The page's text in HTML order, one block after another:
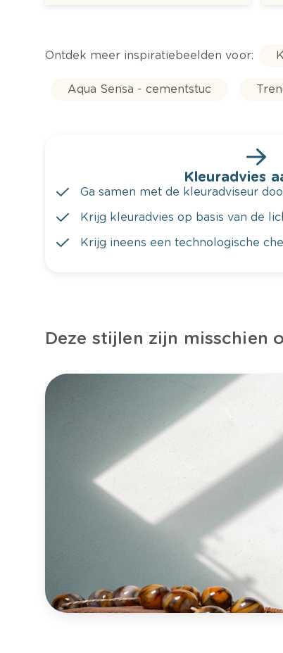
Ontdek meer inspiratiebeelden voor:
Aqua Sensa - cementstuc
Kleuradvies
Ga samen met de kleuradviseur
Krijg kleuradvies op basis van de
Krijg ineens een technologische
Deze stijlen zijn misschien